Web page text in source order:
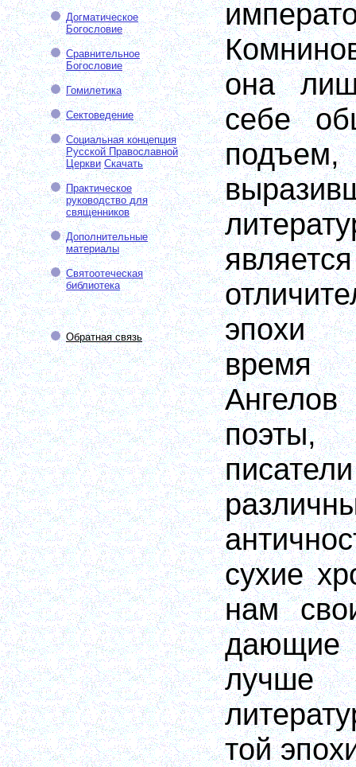
Догматическое
Богословие
Сравнительное
Богословие
Гомилетика
Сектоведение
Социальная концепция
Русской Православной
Церкви Скачать
Практическое
руководство для
священников
Дополнительные
материалы
Святоотеческая
библиотека
Обратная связь
она
себе
эпохи
поэты,
сухие
нам
лучше
той